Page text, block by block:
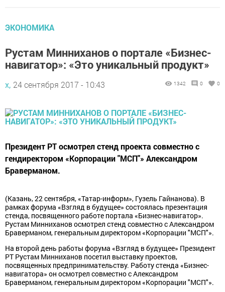
ЭКОНОМИКА
Рустам Минниханов о портале «Бизнес-
навигатор»: «Это уникальный продукт»
х, 24 сентября 2017 - 10:43 1342 0 0
Президент РТ осмотрел стенд проекта совместно с
гендиректором «Корпорации "МСП"» Александром
Браверманом.
(Казань, 22 сентября, «Татар-информ», Гузель Гайнанова). В
рамках форума «Взгляд в будущее» состоялась презентация
стенда, посвященного работе портала «Бизнес-навигатор».
Рустам Минниханов осмотрел стенд совместно с Александром
Браверманом, генеральным директором «Корпорации "МСП"».
На второй день работы форума «Взгляд в будущее» Президент
РТ Рустам Минниханов посетил выставку проектов,
посвященных предпринимательству. Работу стенда «Бизнес-
навигатора» он осмотрел совместно с Александром
Браверманом, генеральным директором «Корпорации "МСП"».